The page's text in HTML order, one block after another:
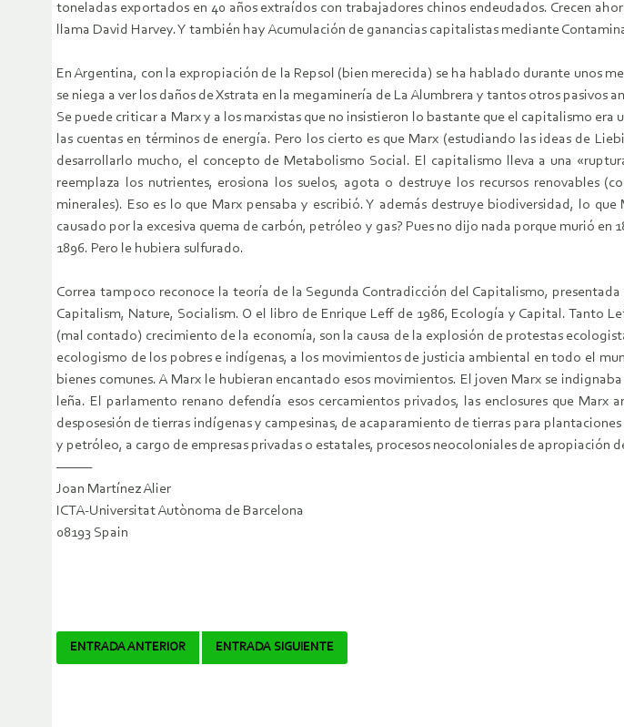
toneladas exportados en 40 años extraídos con trabajadores chinos endeudados. Crecen
llama David Harvey. Y también hay Acumulación de ganancias capitalistas mediante
En Argentina, con la expropiación de la Repsol (bien merecida) se ha hablado durante unos
se niega a ver los daños de Xstrata en la megaminería de La Alumbrera y tantos otros pasivos
Se puede criticar a Marx y a los marxistas que no insistieron lo bastante que el capitalismo
las cuentas en términos de energía. Pero los cierto es que Marx (estudiando las ideas de
desarrollarlo mucho, el concepto de Metabolismo Social. El capitalismo lleva a una
reemplaza los nutrientes, erosiona los suelos, agota o destruye los recursos renovables
minerales). Eso es lo que Marx pensaba y escribió. Y además destruye biodiversidad, lo
causado por la excesiva quema de carbón, petróleo y gas? Pues no dijo nada porque murió
1896. Pero le hubiera sulfurado.
Correa tampoco reconoce la teoría de la Segunda Contradicción del Capitalismo,
Capitalism, Nature, Socialism. O el libro de Enrique Leff de 1986, Ecología y Capital. Tanto
(mal contado) crecimiento de la economía, son la causa de la explosión de protestas
ecologismo de los pobres e indígenas, a los movimientos de justicia ambiental en todo el
bienes comunes. A Marx le hubieran encantado esos movimientos. El joven Marx se
leña. El parlamento renano defendía esos cercamientos privados, las enclosures que
desposesión de tierras indígenas y campesinas, de acaparamiento de tierras para
y petróleo, a cargo de empresas privadas o estatales, procesos neocoloniales de apropiación
———
Joan Martínez Alier
ICTA-Universitat Autònoma de Barcelona
08193 Spain
Navegador
ENTRADA ANTERIOR ENTRADA SIGUIENTE